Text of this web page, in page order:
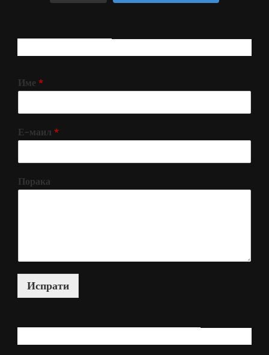
Име *
Е-маил *
Порака
Испрати